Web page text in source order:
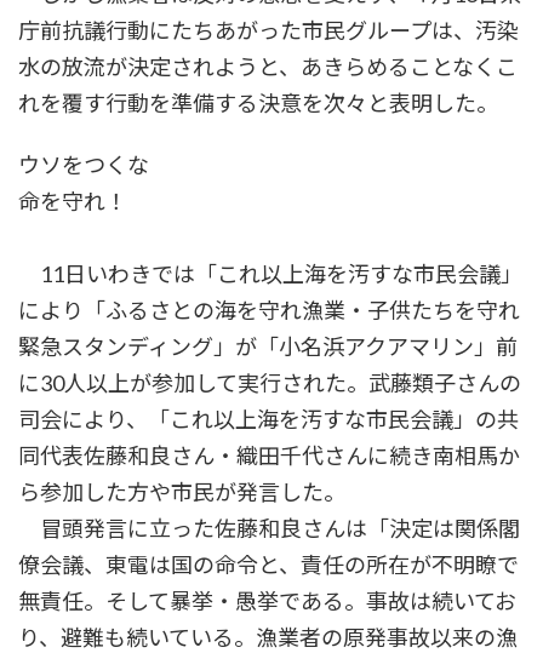
庁前抗議行動にたちあがった市民グループは、汚染
水の放流が決定されようと、あきらめることなくこ
れを覆す行動を準備する決意を次々と表明した。
ウソをつくな
命を守れ！
11日いわきでは「これ以上海を汚すな市民会議」
により「ふるさとの海を守れ漁業・子供たちを守れ
緊急スタンディング」が「小名浜アクアマリン」前
に30人以上が参加して実行された。武藤類子さんの
司会により、「これ以上海を汚すな市民会議」の共
同代表佐藤和良さん・織田千代さんに続き南相馬か
ら参加した方や市民が発言した。
冒頭発言に立った佐藤和良さんは「決定は関係閣
僚会議、東電は国の命令と、責任の所在が不明瞭で
無責任。そして暴挙・愚挙である。事故は続いてお
り、避難も続いている。漁業者の原発事故以来の漁